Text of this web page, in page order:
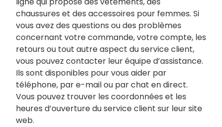
chaussures et des accessoires pour femmes. Si
vous avez des questions ou des problèmes
concernant votre commande, votre compte, les
retours ou tout autre aspect du service client,
vous pouvez contacter leur équipe d’assistance.
Ils sont disponibles pour vous aider par
téléphone, par e-mail ou par chat en direct.
Vous pouvez trouver les coordonnées et les
heures d’ouverture du service client sur leur site
web.